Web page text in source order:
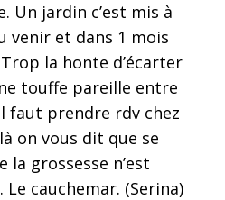
Un jardin c’est mis à
venir et dans 1 mois
la honte d’écarter
touffe pareille entre
faut prendre rdv chez
on vous dit que se
la grossesse n’est
cauchemar. (Serina)